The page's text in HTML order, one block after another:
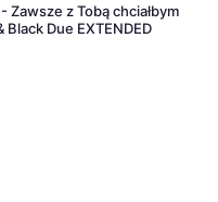
- Zawsze z Tobą chciałbym
Black Due EXTENDED